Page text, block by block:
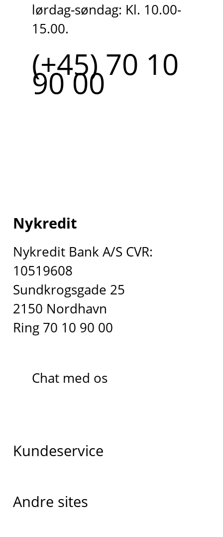
lørdag-søndag: Kl. 10.00-
15.00.
(+45) 70 10
90 00
Nykredit
Nykredit Bank A/S CVR:
10519608
Sundkrogsgade 25
2150 Nordhavn
Ring 70 10 90 00
Chat med os
Kundeservice
Andre sites